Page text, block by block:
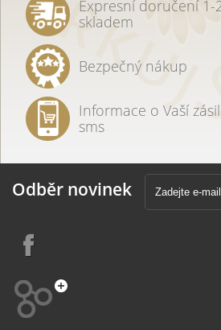
Expresní doručení 1-
skladem
Bezpečný nákup
Informace o Vaší
sms
Odběr novinek